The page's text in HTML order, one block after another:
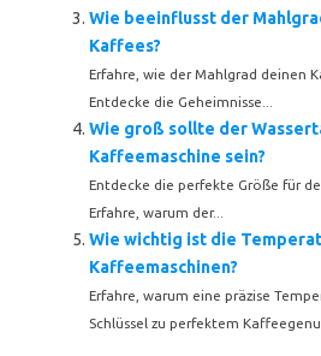
Wie beeinflusst der
Kaffees?
Erfahre, wie der Mahlgrad deinen
Entdecke die Geheimnisse...
Wie groß sollte der
Kaffeemaschine sein?
Entdecke die perfekte Größe für
Erfahre, warum der...
Wie wichtig ist die
Kaffeemaschinen?
Erfahre, warum eine präzise
Schlüssel zu perfektem